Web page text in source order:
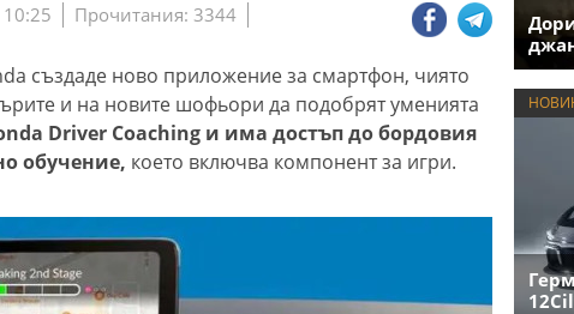
Прочитания: 3344
създаде ново приложение за смартфон, чиято
и на новите шофьори да подобрят уменията
Driver Coaching и има достъп до бордовия
обучение, което включва компонент за игри.